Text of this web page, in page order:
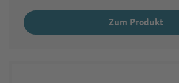
Zum Produkt